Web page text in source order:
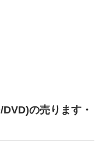
の売ります・